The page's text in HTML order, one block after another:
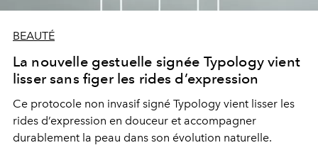
BEAUTÉ
La nouvelle gestuelle signée Typology vient
lisser sans figer les rides d’expression
Ce protocole non invasif signé Typology vient lisser les
rides d’expression en douceur et accompagner
durablement la peau dans son évolution naturelle.